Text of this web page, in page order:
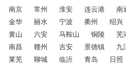
南京 常州 淮安 连云港
南
金华 丽水 宁波 衢州
绍兴
黄山 六安 马鞍山 铜陵
芜
南昌 赣州 吉安 景德镇
九
莱芜 聊城 临沂 青岛 日照